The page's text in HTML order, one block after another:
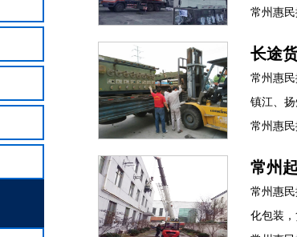
常州惠
长途
常州惠
镇江、
常州惠
常州
常州惠
化包装，